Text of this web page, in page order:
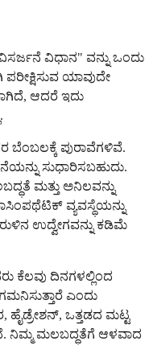
ವಿಧಾನ" ವನ್ನು ಒಂದು
ಯಾವುದೇ
ಆದರೆ ಇದು
ಬೆಂಬಲಕ್ಕೆ ಪುರಾವೆಗಳಿವೆ.
ಸುಧಾರಿಸಬಹುದು.
ಮತ್ತು ಅನಿಲವನ್ನು
ವ್ಯವಸ್ಥೆಯನ್ನು
ಉದ್ವೇಗವನ್ನು ಕಡಿಮೆ
ಕೆಲವು ದಿನಗಳಲ್ಲಿಂದ
ಎಂದು
ಹೈಡ್ರೇಶನ್, ಒತ್ತಡದ ಮಟ್ಟ
ನಿಮ್ಮ ಮಲಬದ್ಧತೆಗೆ ಆಳವಾದ